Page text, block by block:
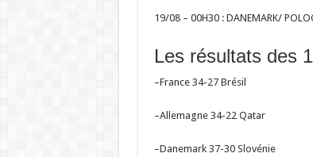
19/08 – 00H30 : DANEMARK/
Les résultats des
–France 34-27 Brésil
–Allemagne 34-22 Qatar
–Danemark 37-30 Slovénie